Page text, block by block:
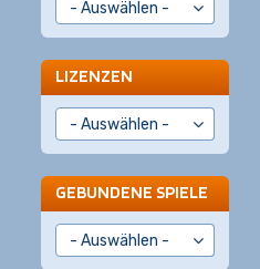
LIZENZEN
GEBUNDENE SPIELE